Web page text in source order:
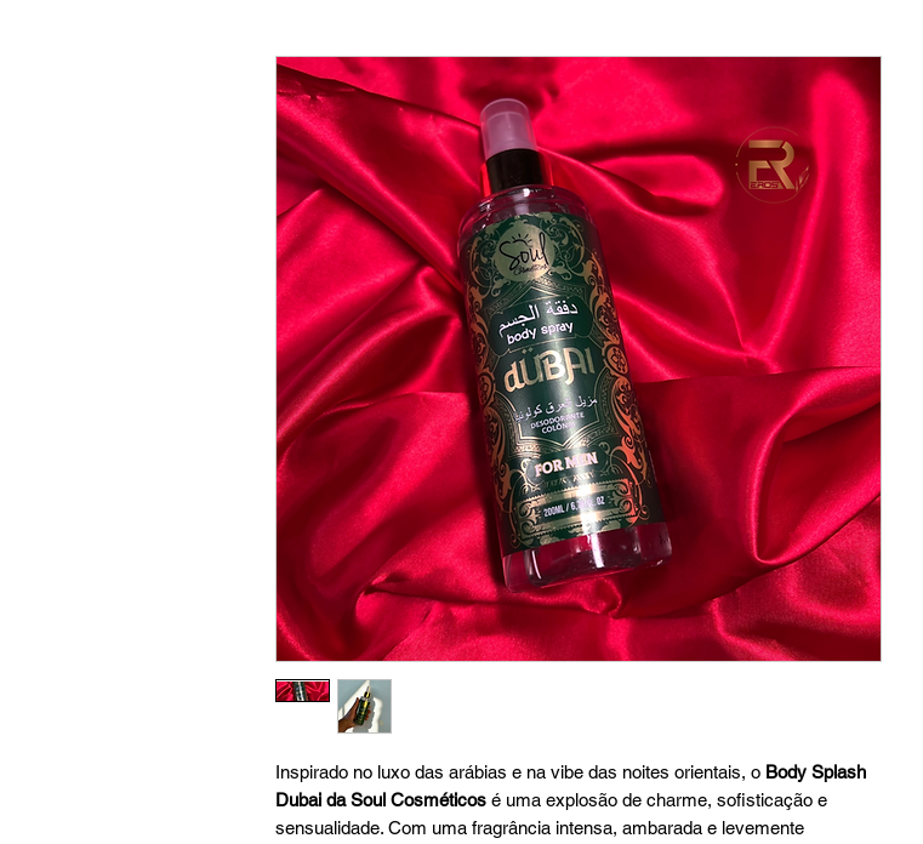
Inspirado no luxo das arábias e na vibe das noites orientais, o Body Splash
Dubai da Soul Cosméticos é uma explosão de charme, sofisticação e
sensualidade. Com uma fragrância intensa, ambarada e levemente